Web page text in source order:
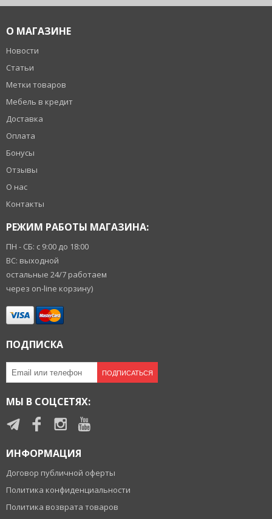
О МАГАЗИНЕ
Новости
Статьи
Метки товаров
Мебель в кредит
Доставка
Оплата
Бонусы
Отзывы
О нас
Контакты
РЕЖИМ РАБОТЫ МАГАЗИНА:
ПН - СБ: с 9:00 до 18:00
ВС: выходной
остальные 24/7 работаем
через on-line корзину)
ПОДПИСКА
ПОДПИСАТЬСЯ
МЫ В СОЦСЕТЯХ:
ИНФОРМАЦИЯ
Договор публичной оферты
Политика конфиденциальности
Политика возврата товаров